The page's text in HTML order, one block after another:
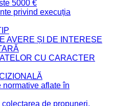
5000 €
privind execuția
AVERE ȘI DE INTERESE
CU CARACTER
normative aflate în
de propuneri,